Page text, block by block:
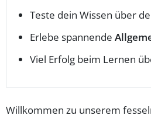
Teste dein Wissen über
Erlebe spannende
Viel Erfolg beim Lernen
Willkommen zu unserem